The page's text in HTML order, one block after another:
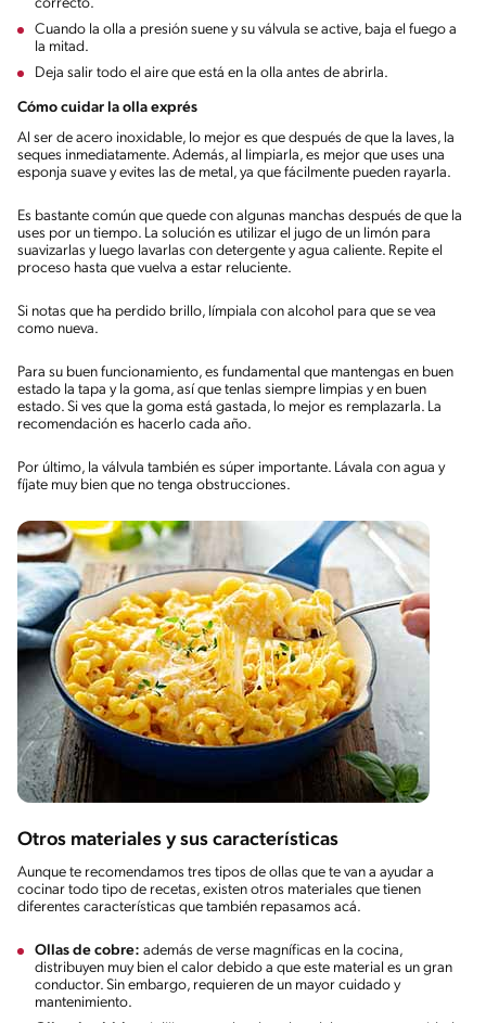
correcto.
Cuando la olla a presión suene y su válvula se active, baja el fuego a
la mitad.
Deja salir todo el aire que está en la olla antes de abrirla.
Cómo cuidar la olla exprés
Al ser de acero inoxidable, lo mejor es que después de que la laves, la
seques inmediatamente. Además, al limpiarla, es mejor que uses una
esponja suave y evites las de metal, ya que fácilmente pueden rayarla.
Es bastante común que quede con algunas manchas después de que la
uses por un tiempo. La solución es utilizar el jugo de un limón para
suavizarlas y luego lavarlas con detergente y agua caliente. Repite el
proceso hasta que vuelva a estar reluciente.
Si notas que ha perdido brillo, límpiala con alcohol para que se vea
como nueva.
Para su buen funcionamiento, es fundamental que mantengas en buen
estado la tapa y la goma, así que tenlas siempre limpias y en buen
estado. Si ves que la goma está gastada, lo mejor es remplazarla. La
recomendación es hacerlo cada año.
Por último, la válvula también es súper importante. Lávala con agua y
fíjate muy bien que no tenga obstrucciones.
Otros materiales y sus características
Aunque te recomendamos tres tipos de ollas que te van a ayudar a
cocinar todo tipo de recetas, existen otros materiales que tienen
diferentes características que también repasamos acá.
Ollas de cobre: además de verse magníficas en la cocina,
distribuyen muy bien el calor debido a que este material es un gran
conductor. Sin embargo, requieren de un mayor cuidado y
mantenimiento.